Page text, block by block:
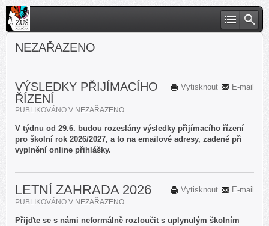
NEZAŘAZENO
E-mail
Vytisknout
VÝSLEDKY PŘIJÍMACÍHO
ŘÍZENÍ
PUBLIKOVÁNO V NEZAŘAZENO
V týdnu od 29.6. budou rozeslány výsledky přijímacího řízení
pro školní rok 2026/2027, a to na emailové adresy, zadené při
vyplnění online přihlášky.
E-mail
Vytisknout
LETNÍ ZAHRADA 2026
PUBLIKOVÁNO V NEZAŘAZENO
Přijďte se s námi neformálně rozloučit s uplynulým školním